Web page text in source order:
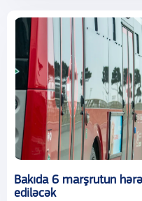
Bakıda 6 marşrutun
ediləcək